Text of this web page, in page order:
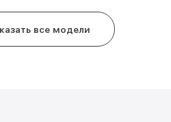
все модели